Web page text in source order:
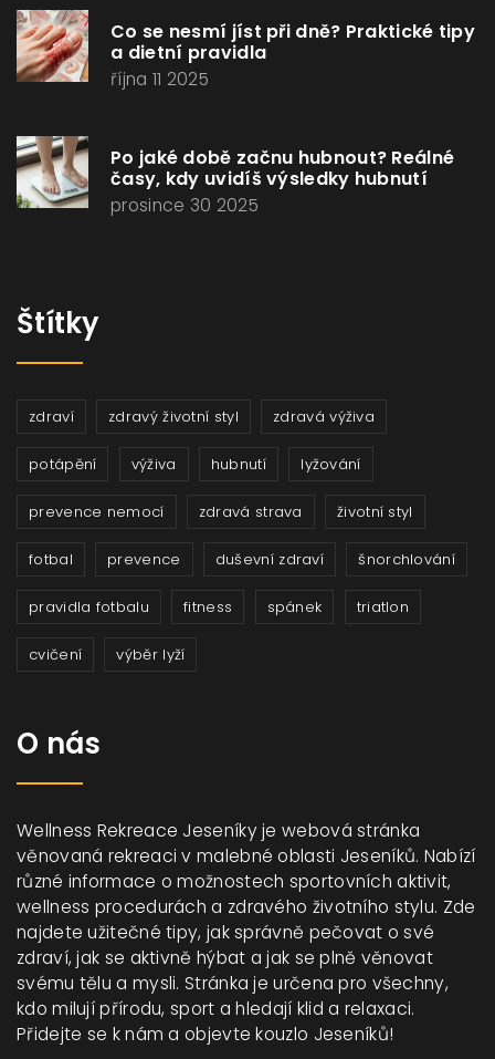
Co se nesmí jíst při dně? Praktické tipy
a dietní pravidla
října 11 2025
Po jaké době začnu hubnout? Reálné
časy, kdy uvidíš výsledky hubnutí
prosince 30 2025
Štítky
zdraví zdravý životní styl zdravá výživa
potápění výživa hubnutí lyžování
prevence nemocí zdravá strava životní styl
fotbal prevence duševní zdraví šnorchlování
pravidla fotbalu fitness spánek triatlon
cvičení výběr lyží
O nás
Wellness Rekreace Jeseníky je webová stránka
věnovaná rekreaci v malebné oblasti Jeseníků. Nabízí
různé informace o možnostech sportovních aktivit,
wellness procedurách a zdravého životního stylu. Zde
najdete užitečné tipy, jak správně pečovat o své
zdraví, jak se aktivně hýbat a jak se plně věnovat
svému tělu a mysli. Stránka je určena pro všechny,
kdo milují přírodu, sport a hledají klid a relaxaci.
Přidejte se k nám a objevte kouzlo Jeseníků!